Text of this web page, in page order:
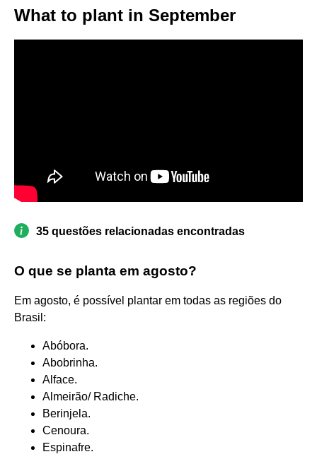
What to plant in September
35 questões relacionadas encontradas
O que se planta em agosto?
Em agosto, é possível plantar em todas as regiões do
Brasil:
Abóbora.
Abobrinha.
Alface.
Almeirão/ Radiche.
Berinjela.
Cenoura.
Espinafre.